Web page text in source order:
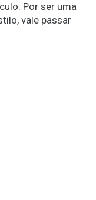
Por ser uma
vale passar